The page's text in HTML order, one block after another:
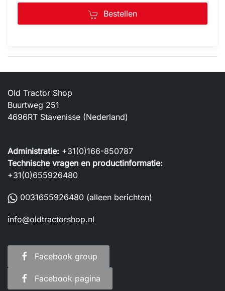
Bestellen
Old Tractor Shop
Buurtweg 251
4696RT Stavenisse (Nederland)
Administratie: +31(0)166-850787
Technische vragen en productinformatie:
+31(0)655926480
0031655926480 (alleen berichten)
info@oldtractorshop.nl
Facebook group
Facebook pagina